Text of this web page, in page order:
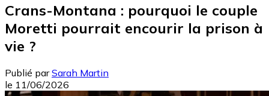
Crans-Montana : pourquoi le couple
Moretti pourrait encourir la prison à
vie ?
Publié par Sarah Martin
le 11/06/2026